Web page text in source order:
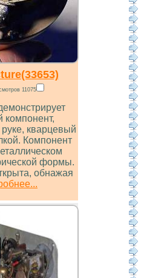
11075
компонент,
кварцевый
Компонент
формы.
обнажая